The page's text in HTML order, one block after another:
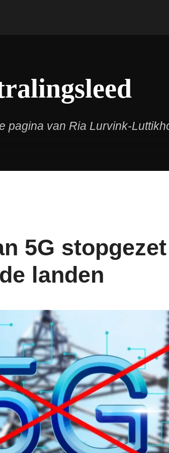
pagina van Ria Lurvink-
5G
landen